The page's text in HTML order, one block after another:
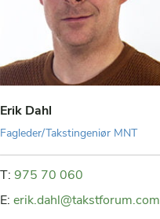
Erik Dahl
Fagleder/Takstingeniør MNT
T: 975 70 060
E: erik.dahl@takstforum.com